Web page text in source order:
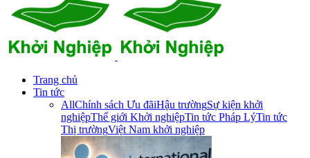
Trang chủ
Tin tức
AllChính sách Ưu đãiHậu trườngSự kiện khởi
nghiệpThế giới Khởi nghiệpTin tức Pháp LýTin tức
Thị trườngViệt Nam khởi nghiệp